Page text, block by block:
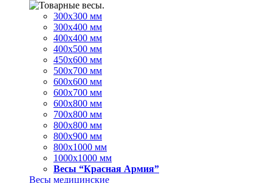
300х300 мм
300х400 мм
400х400 мм
400х500 мм
450х600 мм
500х700 мм
600х600 мм
600х700 мм
600х800 мм
700х800 мм
800х800 мм
800х900 мм
800х1000 мм
1000х1000 мм
Весы “Красная Армия”
Весы медицинские